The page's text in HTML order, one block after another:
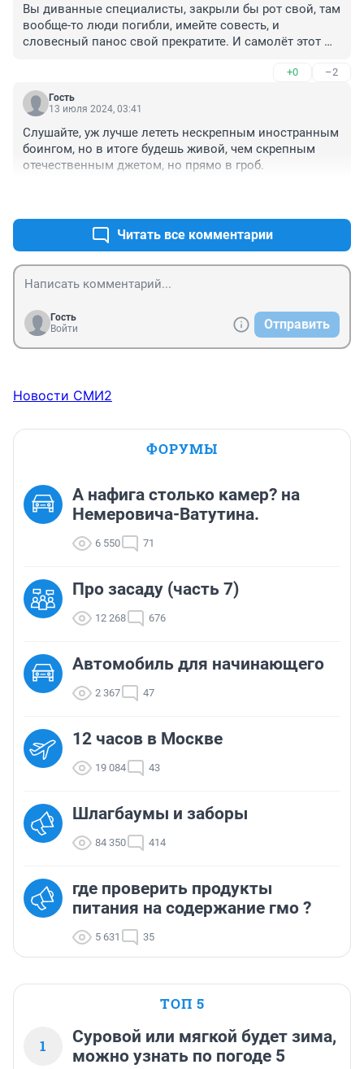
Вы диванные специалисты, закрыли бы рот свой, там
вообще-то люди погибли, имейте совесть, и
словесный панос свой прекратите. И самолёт этот
+0 –2
Гость
13 июля 2024, 03:41
Слушайте, уж лучше лететь нескрепным иностранным
боингом, но в итоге будешь живой, чем скрепным
отечественным джетом, но прямо в гроб.
Читать все комментарии
Гость
Войти
Отправить
Новости СМИ2
ФОРУМЫ
А нафига столько камер? на
Немеровича-Ватутина.
6 550 71
Про засаду (часть 7)
12 268 676
Автомобиль для начинающего
2 367 47
12 часов в Москве
19 084 43
Шлагбаумы и заборы
84 350 414
где проверить продукты
питания на содержание гмо ?
5 631 35
ТОП 5
1
Суровой или мягкой будет зима,
можно узнать по погоде 5